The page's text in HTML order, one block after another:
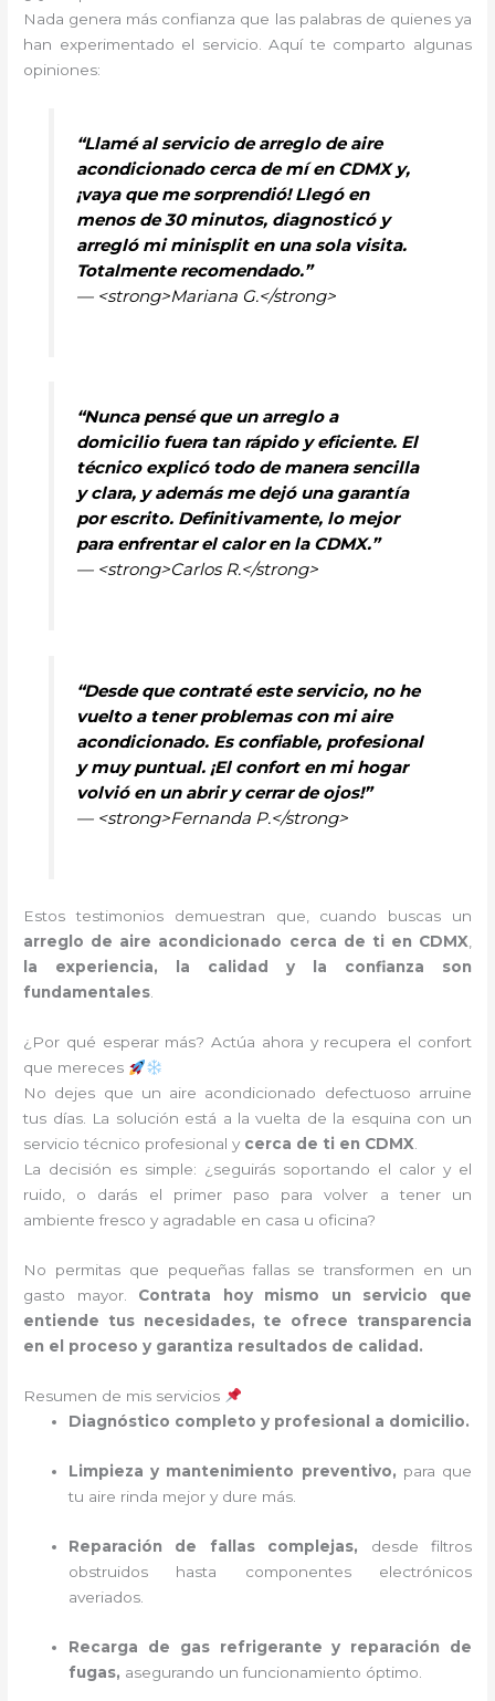
Nada genera más confianza que las palabras de quienes ya
han experimentado el servicio. Aquí te comparto algunas
opiniones:
“Llamé al servicio de arreglo de aire
acondicionado cerca de mí en CDMX y,
¡vaya que me sorprendió! Llegó en
menos de 30 minutos, diagnosticó y
arregló mi minisplit en una sola visita.
Totalmente recomendado.”
— <strong>Mariana G.</strong>
“Nunca pensé que un arreglo a
domicilio fuera tan rápido y eficiente. El
técnico explicó todo de manera sencilla
y clara, y además me dejó una garantía
por escrito. Definitivamente, lo mejor
para enfrentar el calor en la CDMX.”
— <strong>Carlos R.</strong>
“Desde que contraté este servicio, no he
vuelto a tener problemas con mi aire
acondicionado. Es confiable, profesional
y muy puntual. ¡El confort en mi hogar
volvió en un abrir y cerrar de ojos!”
— <strong>Fernanda P.</strong>
Estos testimonios demuestran que, cuando buscas un
arreglo de aire acondicionado cerca de ti en CDMX,
la experiencia, la calidad y la confianza son
fundamentales.
¿Por qué esperar más? Actúa ahora y recupera el confort
que mereces
No dejes que un aire acondicionado defectuoso arruine
tus días. La solución está a la vuelta de la esquina con un
servicio técnico profesional y cerca de ti en CDMX.
La decisión es simple: ¿seguirás soportando el calor y el
ruido, o darás el primer paso para volver a tener un
ambiente fresco y agradable en casa u oficina?
No permitas que pequeñas fallas se transformen en un
gasto mayor. Contrata hoy mismo un servicio que
entiende tus necesidades, te ofrece transparencia
en el proceso y garantiza resultados de calidad.
Resumen de mis servicios
Diagnóstico completo y profesional a domicilio.
Limpieza y mantenimiento preventivo, para que
tu aire rinda mejor y dure más.
Reparación de fallas complejas, desde filtros
obstruidos hasta componentes electrónicos
averiados.
Recarga de gas refrigerante y reparación de
fugas, asegurando un funcionamiento óptimo.